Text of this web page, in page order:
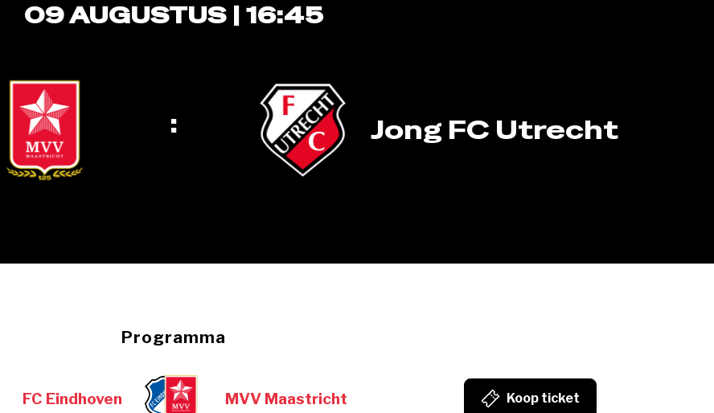
09 AUGUSTUS | 16:45
: Jong FC Utrecht
Programma
FC Eindhoven MVV Maastricht Koop ticket